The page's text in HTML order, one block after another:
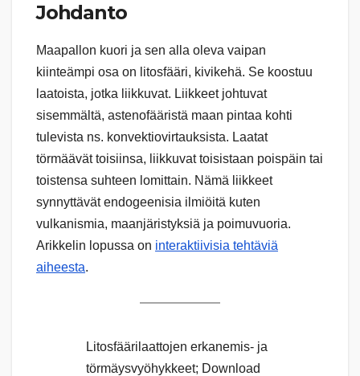
Johdanto
Maapallon kuori ja sen alla oleva vaipan
kiinteämpi osa on litosfääri, kivikehä. Se koostuu
laatoista, jotka liikkuvat. Liikkeet johtuvat
sisemmältä, astenofääristä maan pintaa kohti
tulevista ns. konvektiovirtauksista. Laatat
törmäävät toisiinsa, liikkuvat toisistaan poispäin tai
toistensa suhteen lomittain. Nämä liikkeet
synnyttävät endogeenisia ilmiöitä kuten
vulkanismia, maanjäristyksiä ja poimuvuoria.
Arikkelin lopussa on interaktiivisia tehtäviä
aiheesta.
Litosfäärilaattojen erkanemis- ja
törmäysvyöhykkeet; Download